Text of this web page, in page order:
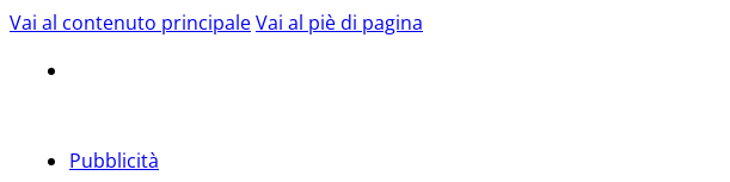
Vai al contenuto principaleVai al piè di pagina
Pubblicità